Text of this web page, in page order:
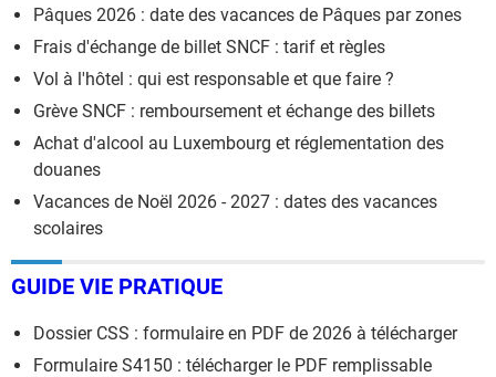
Pâques 2026 : date des vacances de Pâques par zones
Frais d'échange de billet SNCF : tarif et règles
Vol à l'hôtel : qui est responsable et que faire ?
Grève SNCF : remboursement et échange des billets
Achat d'alcool au Luxembourg et réglementation des
douanes
Vacances de Noël 2026 - 2027 : dates des vacances
scolaires
GUIDE VIE PRATIQUE
Dossier CSS : formulaire en PDF de 2026 à télécharger
Formulaire S4150 : télécharger le PDF remplissable